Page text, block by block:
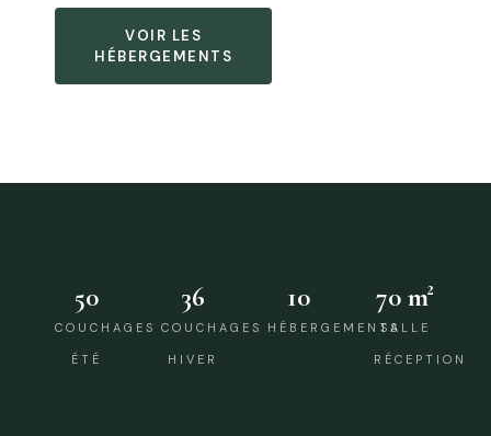
VOIR LES
HÉBERGEMENTS
50
COUCHAGES
ÉTÉ
36
COUCHAGES
HIVER
10
HÉBERGEMENTS
70 m²
SALLE
RÉCEPTION